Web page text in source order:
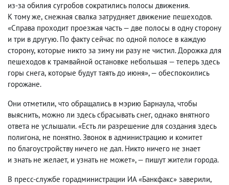
из-за обилия сугробов сократились полосы движения.
К тому же, снежная свалка затрудняет движение пешеходов.
«Справа проходит проезжая часть — две полосы в одну сторону
и три в другую. По факту сейчас по одной полосе в каждую
сторону, которые никто за зиму ни разу не чистил. Дорожка для
пешеходов к трамвайной остановке небольшая — теперь здесь
горы снега, которые будут таять до июня», — обеспокоились
горожане.
Они отметили, что обращались в мэрию Барнаула, чтобы
выяснить, можно ли здесь сбрасывать снег, однако внятного
ответа не услышали. «Есть ли разрешение для создания здесь
полигона, не понятно. Звонок в администрацию и комитет
по благоустройству ничего не дал. Никто ничего не знает
и знать не желает, и узнать не может», — пишут жители города.
В пресс-службе горадминистрации ИА «Банкфакс» заверили,